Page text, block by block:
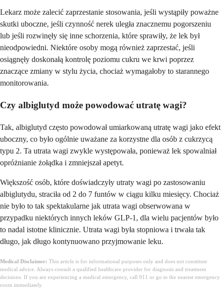
Lekarz może zalecić zaprzestanie stosowania, jeśli wystąpiły poważne
skutki uboczne, jeśli czynność nerek uległa znacznemu pogorszeniu
lub jeśli rozwinęły się inne schorzenia, które sprawiły, że lek był
nieodpowiedni. Niektóre osoby mogą również zaprzestać, jeśli
osiągnęły doskonałą kontrolę poziomu cukru we krwi poprzez
znaczące zmiany w stylu życia, chociaż wymagałoby to starannego
monitorowania.
Czy albiglutyd może powodować utratę wagi?
Tak, albiglutyd często powodował umiarkowaną utratę wagi jako efekt
uboczny, co było ogólnie uważane za korzystne dla osób z cukrzycą
typu 2. Ta utrata wagi zwykle występowała, ponieważ lek spowalniał
opróżnianie żołądka i zmniejszał apetyt.
Większość osób, które doświadczyły utraty wagi po zastosowaniu
albiglutydu, straciła od 2 do 7 funtów w ciągu kilku miesięcy. Chociaż
nie było to tak spektakularne jak utrata wagi obserwowana w
przypadku niektórych innych leków GLP-1, dla wielu pacjentów było
to nadal istotne klinicznie. Utrata wagi była stopniowa i trwała tak
długo, jak długo kontynuowano przyjmowanie leku.
Medical Disclaimer: This article is for informational purposes only and does not constitute
medical advice. Always consult a qualified healthcare provider for diagnosis and treatment
decisions. If you are experiencing a medical emergency, call 911 or go to the nearest emergency
room immediately.